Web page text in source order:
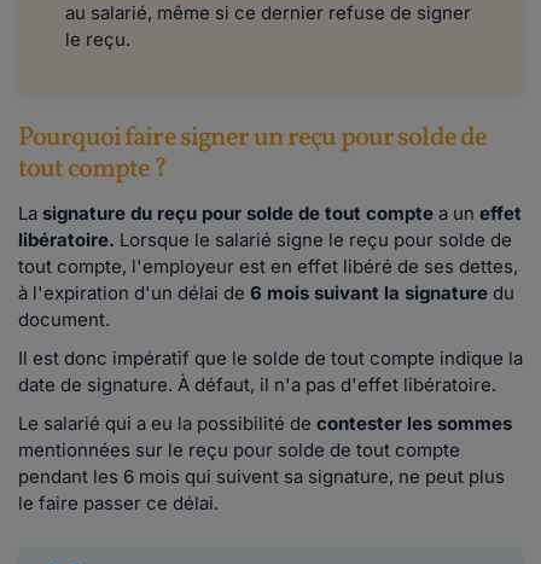
au salarié, même si ce dernier refuse de signer
le reçu.
Pourquoi faire signer un reçu pour solde de
tout compte ?
La signature du reçu pour solde de tout compte a un effet
libératoire. Lorsque le salarié signe le reçu pour solde de
tout compte, l'employeur est en effet libéré de ses dettes,
à l'expiration d'un délai de 6 mois suivant la signature du
document.
Il est donc impératif que le solde de tout compte indique la
date de signature. À défaut, il n'a pas d'effet libératoire.
Le salarié qui a eu la possibilité de contester les sommes
mentionnées sur le reçu pour solde de tout compte
pendant les 6 mois qui suivent sa signature, ne peut plus
le faire passer ce délai.